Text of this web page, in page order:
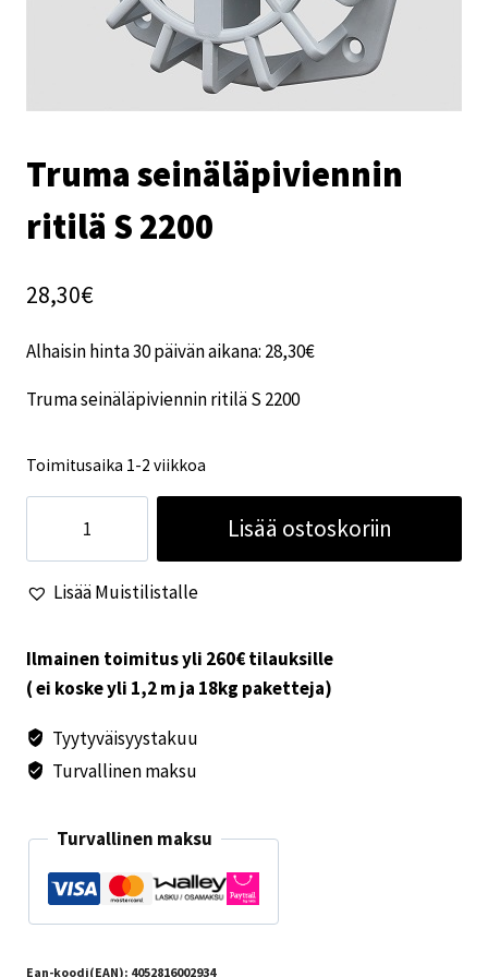
Truma seinäläpiviennin
ritilä S 2200
28,30€
Alhaisin hinta 30 päivän aikana: 28,30€
Truma seinäläpiviennin ritilä S 2200
Toimitusaika 1-2 viikkoa
seinäläpiviennin
ritilä
S
määrä
Lisää ostoskoriin
Lisää Muistilistalle
Ilmainen toimitus yli 260€ tilauksille
( ei koske yli 1,2 m ja 18kg paketteja)
Tyytyväisyystakuu
Turvallinen maksu
Turvallinen maksu
Ean-koodi(EAN): 4052816002934